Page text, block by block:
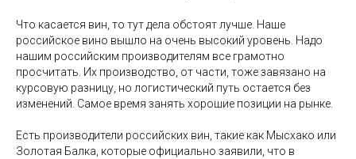
Что касается вин, то тут дела обстоят лучше. Наше
российское вино вышло на очень высокий уровень. Надо
нашим российским производителям все грамотно
просчитать. Их производство, от части, тоже завязано на
курсовую разницу, но логистический путь остается без
изменений. Самое время занять хорошие позиции на рынке.
Есть производители российских вин, такие как Мысхако или
Золотая Балка, которые официально заявили, что в